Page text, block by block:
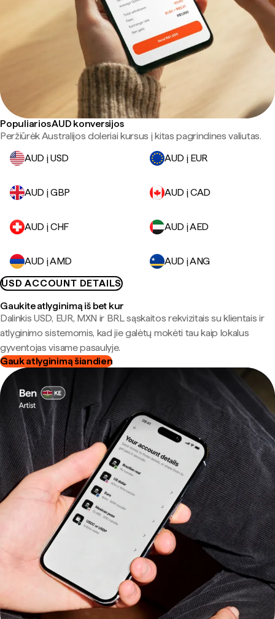
Populiarios AUD konversijos
Peržiūrėk Australijos doleriai kursus į kitas pagrindines valiutas.
AUD į USD
AUD į EUR
AUD į GBP AUD į CAD
AUD į CHF AUD į AED
AUD į AMD
AUD į ANG
USD ACCOUNT DETAILS
Gaukite atlyginimą iš bet kur
Dalinkis USD, EUR, MXN ir BRL sąskaitos rekvizitais su klientais ir
atlyginimo sistemomis, kad jie galėtų mokėti tau kaip lokalus
gyventojas visame pasaulyje.
Gauk atlyginimą šiandien